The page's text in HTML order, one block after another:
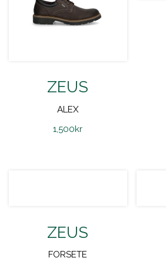
ZEUS
ALEX
1,500kr
ZEUS
FORSETE